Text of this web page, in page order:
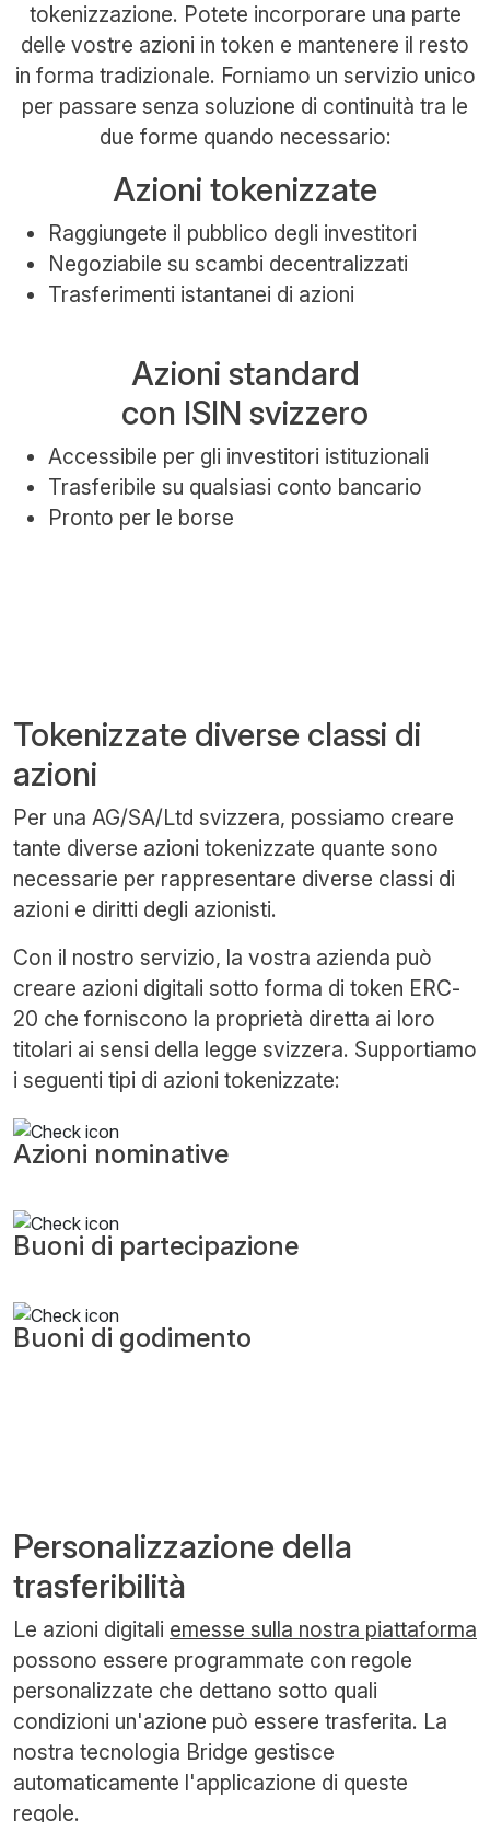
tokenizzazione. Potete incorporare una parte
delle vostre azioni in token e mantenere il resto
in forma tradizionale. Forniamo un servizio unico
per passare senza soluzione di continuità tra le
due forme quando necessario:
Azioni tokenizzate
Raggiungete il pubblico degli investitori
Negoziabile su scambi decentralizzati
Trasferimenti istantanei di azioni
Azioni standard
con ISIN svizzero
Accessibile per gli investitori istituzionali
Trasferibile su qualsiasi conto bancario
Pronto per le borse
Tokenizzate diverse classi di
azioni
Per una AG/SA/Ltd svizzera, possiamo creare
tante diverse azioni tokenizzate quante sono
necessarie per rappresentare diverse classi di
azioni e diritti degli azionisti.
Con il nostro servizio, la vostra azienda può
creare azioni digitali sotto forma di token ERC-
20 che forniscono la proprietà diretta ai loro
titolari ai sensi della legge svizzera. Supportiamo
i seguenti tipi di azioni tokenizzate:
Azioni nominative
Buoni di partecipazione
Buoni di godimento
Personalizzazione della
trasferibilità
Le azioni digitali emesse sulla nostra piattaforma
possono essere programmate con regole
personalizzate che dettano sotto quali
condizioni un'azione può essere trasferita. La
nostra tecnologia Bridge gestisce
automaticamente l'applicazione di queste
regole.